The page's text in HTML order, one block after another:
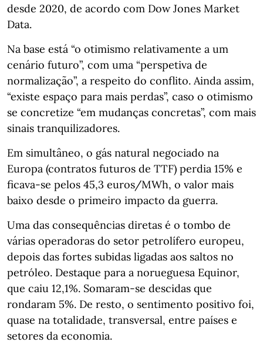
desde 2020, de acordo com Dow Jones Market
Data.
Na base está “o otimismo relativamente a um
cenário futuro”, com uma “perspetiva de
normalização”, a respeito do conflito. Ainda assim,
“existe espaço para mais perdas”, caso o otimismo
se concretize “em mudanças concretas”, com mais
sinais tranquilizadores.
Em simultâneo, o gás natural negociado na
Europa (contratos futuros de TTF) perdia 15% e
ficava-se pelos 45,3 euros/MWh, o valor mais
baixo desde o primeiro impacto da guerra.
Uma das consequências diretas é o tombo de
várias operadoras do setor petrolífero europeu,
depois das fortes subidas ligadas aos saltos no
petróleo. Destaque para a norueguesa Equinor,
que caiu 12,1%. Somaram-se descidas que
rondaram 5%. De resto, o sentimento positivo foi,
quase na totalidade, transversal, entre países e
setores da economia.